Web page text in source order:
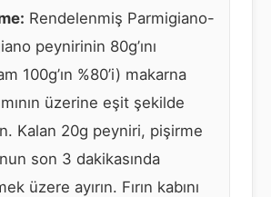
Rendelenmiş Parmigiano-
peynirinin 80g’ını
100g’ın %80’i) makarna
üzerine eşit şekilde
Kalan 20g peyniri, pişirme
son 3 dakikasında
üzere ayırın. Fırın kabını